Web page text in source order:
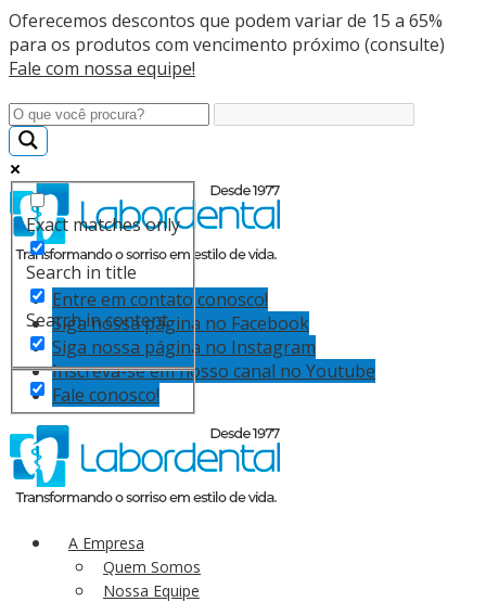
Oferecemos descontos que podem variar de 15 a 65%
para os produtos com vencimento próximo (consulte)
Fale com nossa equipe!
Exact matches only
Search in title
Search in content
Entre em contato conosco!
Siga nossa página no Facebook
Siga nossa página no Instagram
Inscreva-se em nosso canal no Youtube
Fale conosco!
A Empresa
Quem Somos
Nossa Equipe